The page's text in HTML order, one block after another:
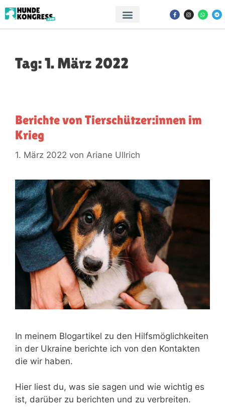
Tag:1. März 2022
Berichte von Tierschützer:innen im
Krieg
1. März 2022 von Ariane Ullrich
In meinem Blogartikel zu den Hilfsmöglichkeiten
in der Ukraine berichte ich von den Kontakten
die wir haben.
Hier liest du, was sie sagen und wie wichtig es
ist, darüber zu berichten und zu verbreiten.